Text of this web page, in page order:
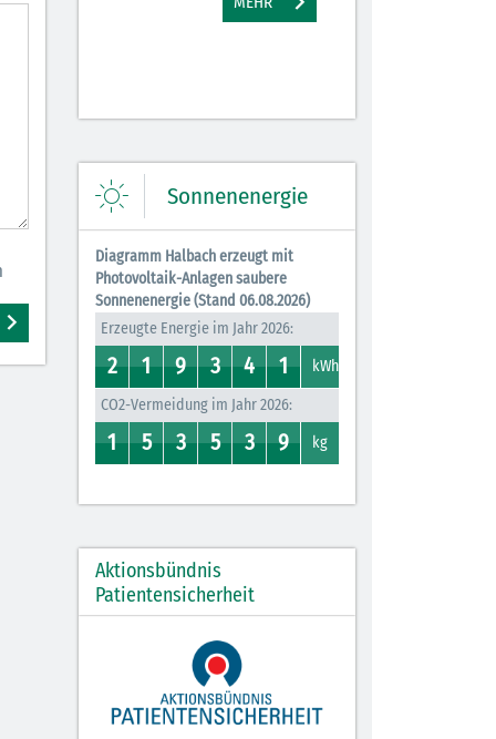
Sonnenenergie
Diagramm Halbach erzeugt mit
Photovoltaik-Anlagen saubere
Sonnenenergie (Stand 06.08.2026)
Erzeugte Energie im Jahr 2026:
1
2
2 0
1
1 8
9
9 7
3
3 0
4
4 0
1
1 kWh
CO2-Vermeidung im Jahr 2026:
0
1
1 4
5
5 2
3
3 0
5
5 0
3
3 0
9
9 kg
Aktionsbündnis
Patientensicherheit